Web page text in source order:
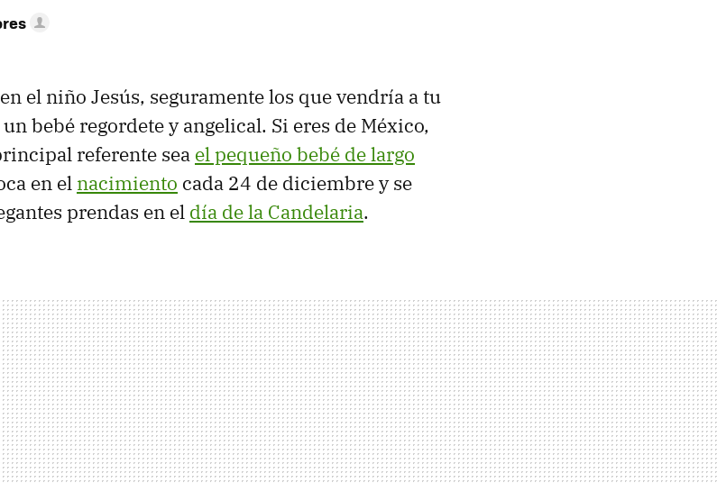
el niño Jesús, seguramente los que vendría a tu
bebé regordete y angelical. Si eres de México,
referente sea el pequeño bebé de largo
en el nacimiento cada 24 de diciembre y se
prendas en el día de la Candelaria.